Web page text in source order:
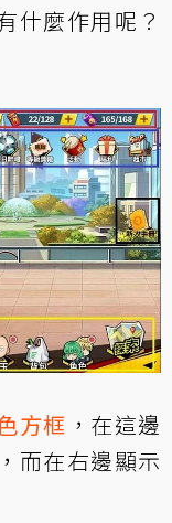
什麼作用呢？
方框 ，在這邊
而在右邊顯示